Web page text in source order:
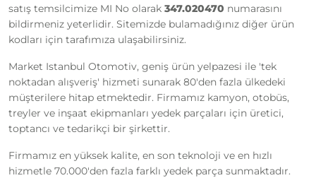
satış temsilcimize MI No olarak 347.020470 numarasını
bildirmeniz yeterlidir. Sitemizde bulamadığınız diğer ürün
kodları için tarafımıza ulaşabilirsiniz.
Market Istanbul Otomotiv, geniş ürün yelpazesi ile 'tek
noktadan alışveriş' hizmeti sunarak 80'den fazla ülkedeki
müşterilere hitap etmektedir. Firmamız kamyon, otobüs,
treyler ve inşaat ekipmanları yedek parçaları için üretici,
toptancı ve tedarikçi bir şirkettir.
Firmamız en yüksek kalite, en son teknoloji ve en hızlı
hizmetle 70.000'den fazla farklı yedek parça sunmaktadır.